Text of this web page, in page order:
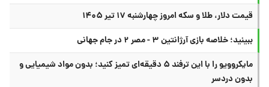
قیمت دلار، طلا و سکه امروز چهارشنبه ۱۷ تیر ۱۴۰۵
ببینید؛ خلاصه بازی آرژانتین ۳ - مصر ۲ در جام جهانی
مایکروویو را با این ترفند ۵ دقیقه‌ای تمیز کنید؛ بدون مواد شیمیایی و
بدون دردسر